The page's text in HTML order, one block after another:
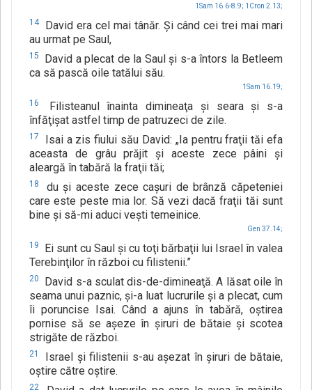
1Sam 16.6-8.9; 1Cron 2.13;
14
David era cel mai tânăr. Şi când cei trei mai mari
au urmat pe Saul,
15
David a plecat de la Saul şi s-a întors la Betleem
ca să pască oile tatălui său.
1Sam 16.19;
16
Filisteanul înainta dimineaţa şi seara şi s-a
înfăţişat astfel timp de patruzeci de zile.
17
Isai a zis fiului său David: „Ia pentru fraţii tăi efa
aceasta de grâu prăjit şi aceste zece pâini şi
aleargă în tabără la fraţii tăi;
18
du şi aceste zece caşuri de brânză căpeteniei
care este peste mia lor. Să vezi dacă fraţii tăi sunt
bine şi să-mi aduci veşti temeinice.
Gen 37.14;
19
Ei sunt cu Saul şi cu toţi bărbaţii lui Israel în valea
Terebinţilor în război cu filistenii.”
20
David s-a sculat dis-de-dimineaţă. A lăsat oile în
seama unui paznic, şi-a luat lucrurile şi a plecat, cum
îi poruncise Isai. Când a ajuns în tabără, oştirea
pornise să se aşeze în şiruri de bătaie şi scotea
strigăte de război.
21
Israel şi filistenii s-au aşezat în şiruri de bătaie,
oştire către oştire.
22